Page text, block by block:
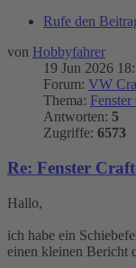
Rufe den
von Hobbyfahrer
19 Jun 2026
Forum: VW
Thema:
Antworten: 5
Zugriffe: 6573
Re: Fenster
Hallo,
ich habe ein
einen kleinen Bericht